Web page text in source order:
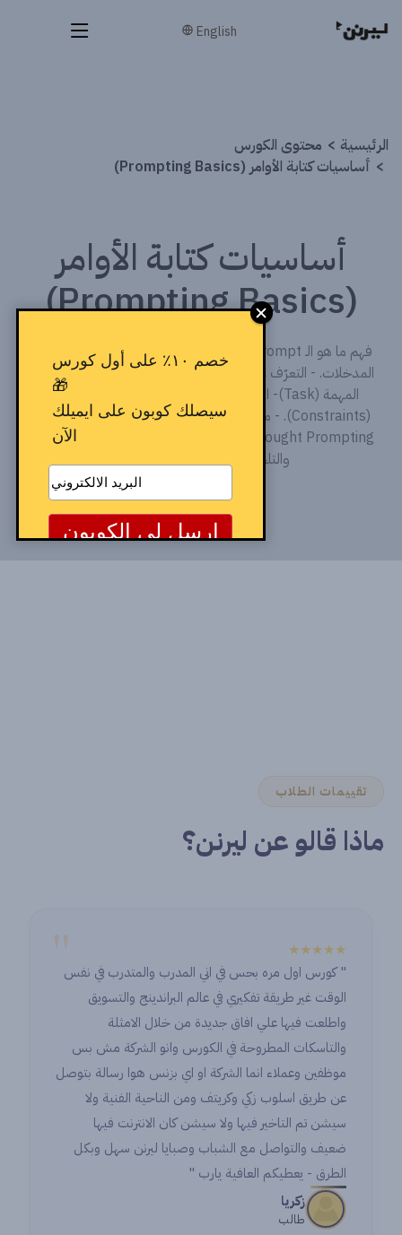
English
الرئيسية
محتوى الكورس
أساسيات كتابة الأوامر (Prompting Basics)
أساسيات كتابة الأوامر
(Prompting Basics)
فهم ما هو الـ Prompt وكيف تتعامل أدوات الذكاء الاصطناعي مع
المهمة (Task)- الصيغة (Format)- النبرة (Tone)، والقيود
(Constraints). - مقدمة في أسلوب التفكير المتسلسل (Chain-
of-Thought Prompting). - تطبيقات عملية على إعادة الصياغة
والتلخيص وتحسين جودة الأوامر.
تقييمات الطلاب
ماذا قالو عن ليرنن؟
"
★★★★★
" كورس اول مره بحس في اني المدرب والمتدرب في نفس
الوقت غير طريقة تفكيري في عالم البراندينج والتسويق
واطلعت فيها علي افاق جديدة من خلال الامثلة
والتاسكات المطروحة في الكورس وانو الشركة مش بس
موظفين وعملاء انما الشركة او اي بزنس هوا رسالة بتوصل
عن طريق اسلوب زكي وكريتف ومن الناحية الفنية ولا
سيشن تم التاخير فيها ولا سيشن كان الانترنت فيها
ضعيف والتواصل مع الشباب وصبايا ليرنن سهل وبكل
الطرق - يعطيكم العافية يارب "
زكريا
طالب
خصم ١٠٪ على أول كورس
🎁
سيصلك كوبون على ايميلك
الآن